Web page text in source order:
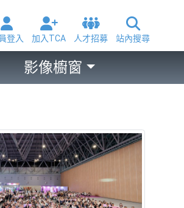
登入 加入TCA 人才招募 站內搜尋
影像櫥窗